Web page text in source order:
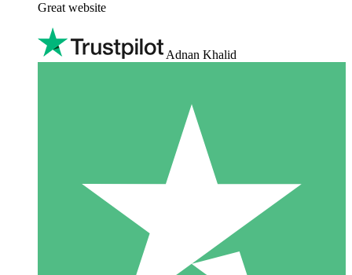
Great website
Adnan Khalid